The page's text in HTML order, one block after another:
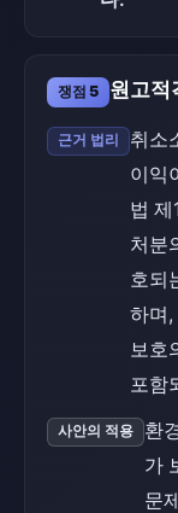
쟁점 5 원고적
근거 법리
취소
이익
법
처분
호되
하며,
보호
포함
사안의 적용
환
가
문